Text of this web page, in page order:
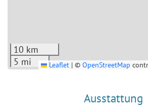
10 km
5 mi
Leaflet | © OpenStreetMap
Ausstattung